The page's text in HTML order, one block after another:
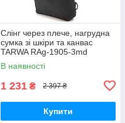
Слінг через плече, нагрудна
сумка зі шкіри та канвас
TARWA RAg-1905-3md
В наявності
1 231 ₴ 2 397 ₴
Купити